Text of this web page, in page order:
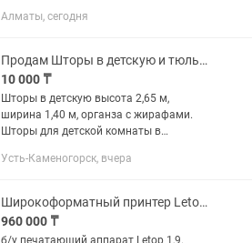
настроенными процессами. О
Алматы, сегодня
Продам Шторы в детскую и тюль (Жирафы)
10 000 ₸
Шторы в детскую высота 2,65 м,
ширина 1,40 м, органза с жирафами.
Шторы для детской комнаты в
ткани→цветная печать на рогожке
Уход→машинная...
Усть-Каменогорск, вчера
Широкоформатный принтер Letop 1,9 m
960 000 ₸
б/у печатающий аппарат Letop 1,9.